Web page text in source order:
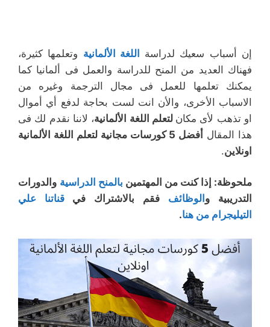
إن أسباب سعيك لدراسة اللغة الألمانية وتعلمها كثيرة،
فهناك العديد من المنح للدراسة والعمل فى ألمانيا كما
يمكنك تعلمها للعمل فى مجال الترجمة وغيره من
الاسباب الأخرى، والأن انت لست بحاجة لدفع أي أموال
او تذهب لأى مكان لتعلم اللغة الألمانية، لاننا نقدم لك فى
هذا المقال
أفضل 5 كورسات مجانية لتعلم اللغة الألمانية
اونلاين.
ملحوظة: إذا كنت من المهتمين بالمنح الدراسية والدورات
التدريبية و الوظائف فقم بالاشتراك فيقناتنا علي
التيليجرام من هنا.